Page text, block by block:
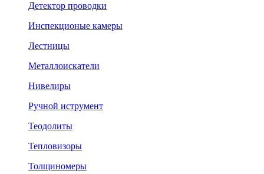
Детектор проводки
Инспекционые камеры
Лестницы
Металлоискатели
Нивелиры
Ручной иструмент
Теодолиты
Тепловизоры
Толщиномеры